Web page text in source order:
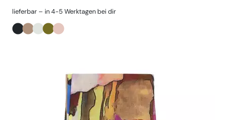
lieferbar – in 4-5 Werktagen bei dir